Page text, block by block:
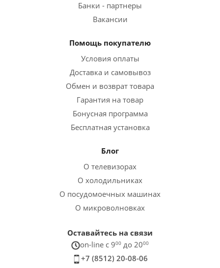
Банки - партнеры
Вакансии
Помощь покупателю
Условия оплаты
Доставка и самовывоз
Обмен и возврат товара
Гарантия на товар
Бонусная программа
Бесплатная установка
Блог
О телевизорах
О холодильниках
О посудомоечных машинах
О микроволновках
Оставайтесь на связи
on-line c 900 до 2000
+7 (8512) 20-08-06